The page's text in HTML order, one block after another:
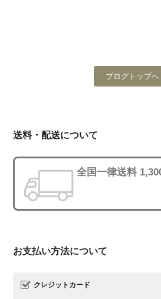
ブログトップへ
送料・配送について
全国一律送料
お支払い方法について
クレジットカード